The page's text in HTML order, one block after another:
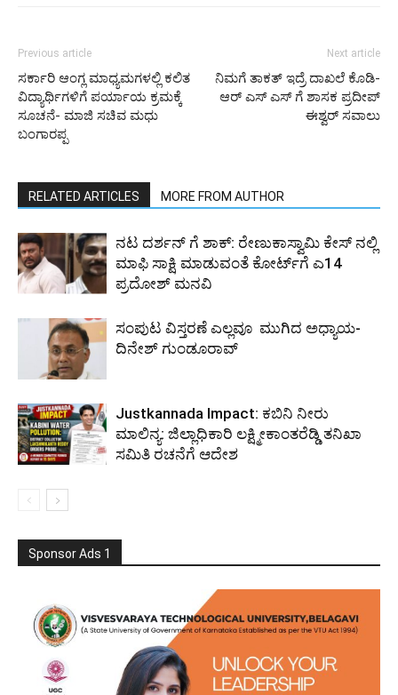
Previous article
ಸರ್ಕಾರಿ ಆಂಗ್ಲ ಮಾಧ್ಯಮಗಳಲ್ಲಿ ಕಲಿತ
ವಿದ್ಯಾರ್ಥಿಗಳಿಗೆ ಪರ್ಯಾಯ ಕ್ರಮಕ್ಕೆ
ಸೂಚನೆ- ಮಾಜಿ ಸಚಿವ ಮಧು
ಬಂಗಾರಪ್ಪ
Next article
ನಿಮಗೆ ತಾಕತ್ ಇದ್ರೆ ದಾಖಲೆ ಕೊಡಿ-
ಆರ್ ಎಸ್ ಎಸ್ ಗೆ ಶಾಸಕ ಪ್ರದೀಪ್
ಈಶ್ವರ್ ಸವಾಲು
RELATED ARTICLES MORE FROM AUTHOR
ನಟ ದರ್ಶನ್ ​​ಗೆ ಶಾಕ್: ರೇಣುಕಾಸ್ವಾಮಿ ಕೇಸ್ ​​ನಲ್ಲಿ
ಮಾಫಿ ಸಾಕ್ಷಿ ಮಾಡುವಂತೆ ಕೋರ್ಟ್​​ಗೆ ಎ14
ಪ್ರದೋಶ್ ಮನವಿ
ಸಂಪುಟ ವಿಸ್ತರಣೆ ಎಲ್ಲವೂ ಮುಗಿದ ಅಧ್ಯಾಯ-
ದಿನೇಶ್ ಗುಂಡೂರಾವ್
Justkannada Impact: ಕಬಿನಿ ನೀರು
ಮಾಲಿನ್ಯ: ಜಿಲ್ಲಾಧಿಕಾರಿ ಲಕ್ಷ್ಮೀಕಾಂತರೆಡ್ಡಿ ತನಿಖಾ
ಸಮಿತಿ ರಚನೆಗೆ ಆದೇಶ
Sponsor Ads 1